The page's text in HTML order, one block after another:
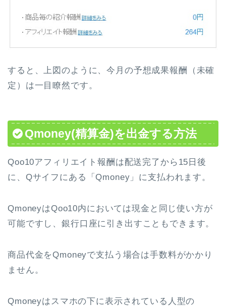
すると、上図のように、今月の予想成果報酬（未確
定）は一目瞭然です。
Qmoney(精算金)を出金する方法
Qoo10アフィリエイト報酬は配送完了から15日後
に、Qサイフにある
「Qmoney」 に支払われます。
QmoneyはQoo10内においては現金と同じ使い方が
可能ですし、銀行口座に引き出すこともできます。
商品代金をQmoneyで支払う場合は手数料がかかり
ません。
Qmoneyはスマホの下に表示されている人型の